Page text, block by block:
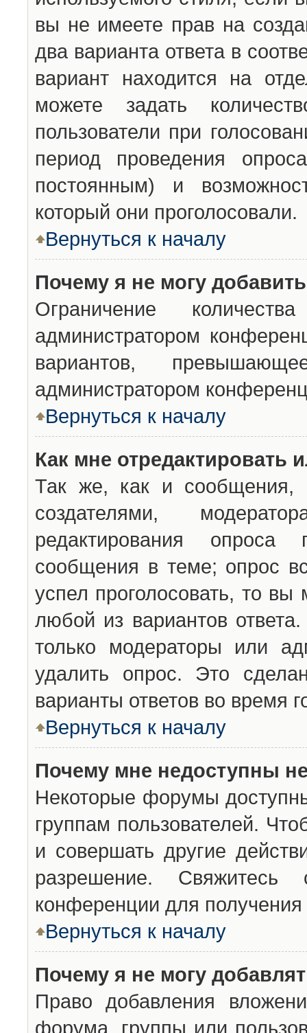
вы не имеете прав на
два варианта ответа в
вариант находится на
можете задать
пользователи при
период проведения
постоянным) и
который они проголосовали.
Вернуться к началу
Почему я не могу
Ограничение
администратором
вариантов,
администратором
Вернуться к началу
Как мне отредактировать
Так же, как и сообщения,
создателями,
редактирования опроса
сообщения в теме; опрос
успел проголосовать, то вы
любой из вариантов
только модераторы или
удалить опрос. Это
варианты ответов во время
Вернуться к началу
Почему мне недоступны
Некоторые форумы
группам пользователей.
и совершать другие
разрешение. Свяжитесь
конференции для получения
Вернуться к началу
Почему я не могу
Право добавления
форума, группы или